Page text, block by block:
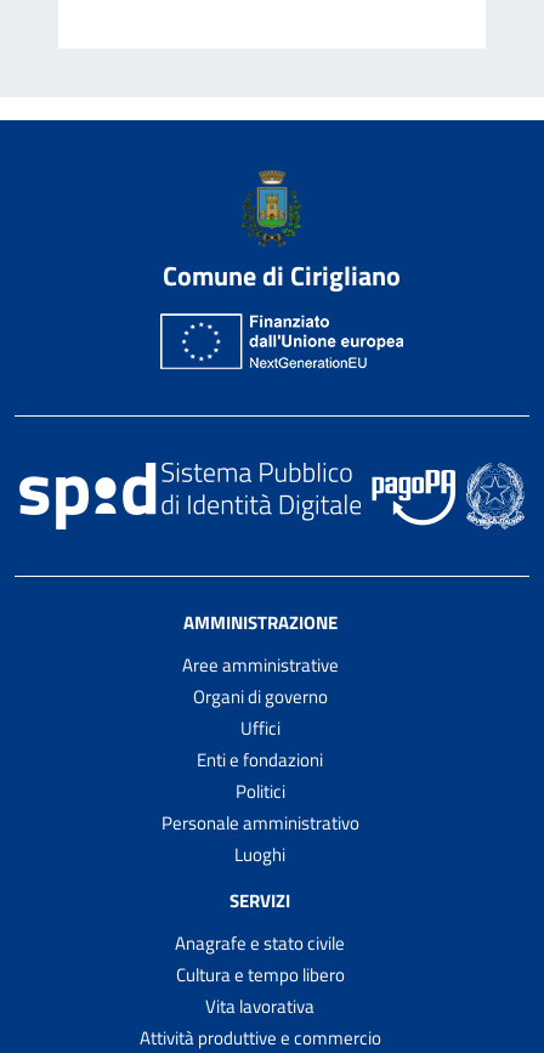
Comune di Cirigliano
AMMINISTRAZIONE
Aree amministrative
Organi di governo
Uffici
Enti e fondazioni
Politici
Personale amministrativo
Luoghi
SERVIZI
Anagrafe e stato civile
Cultura e tempo libero
Vita lavorativa
Attività produttive e commercio